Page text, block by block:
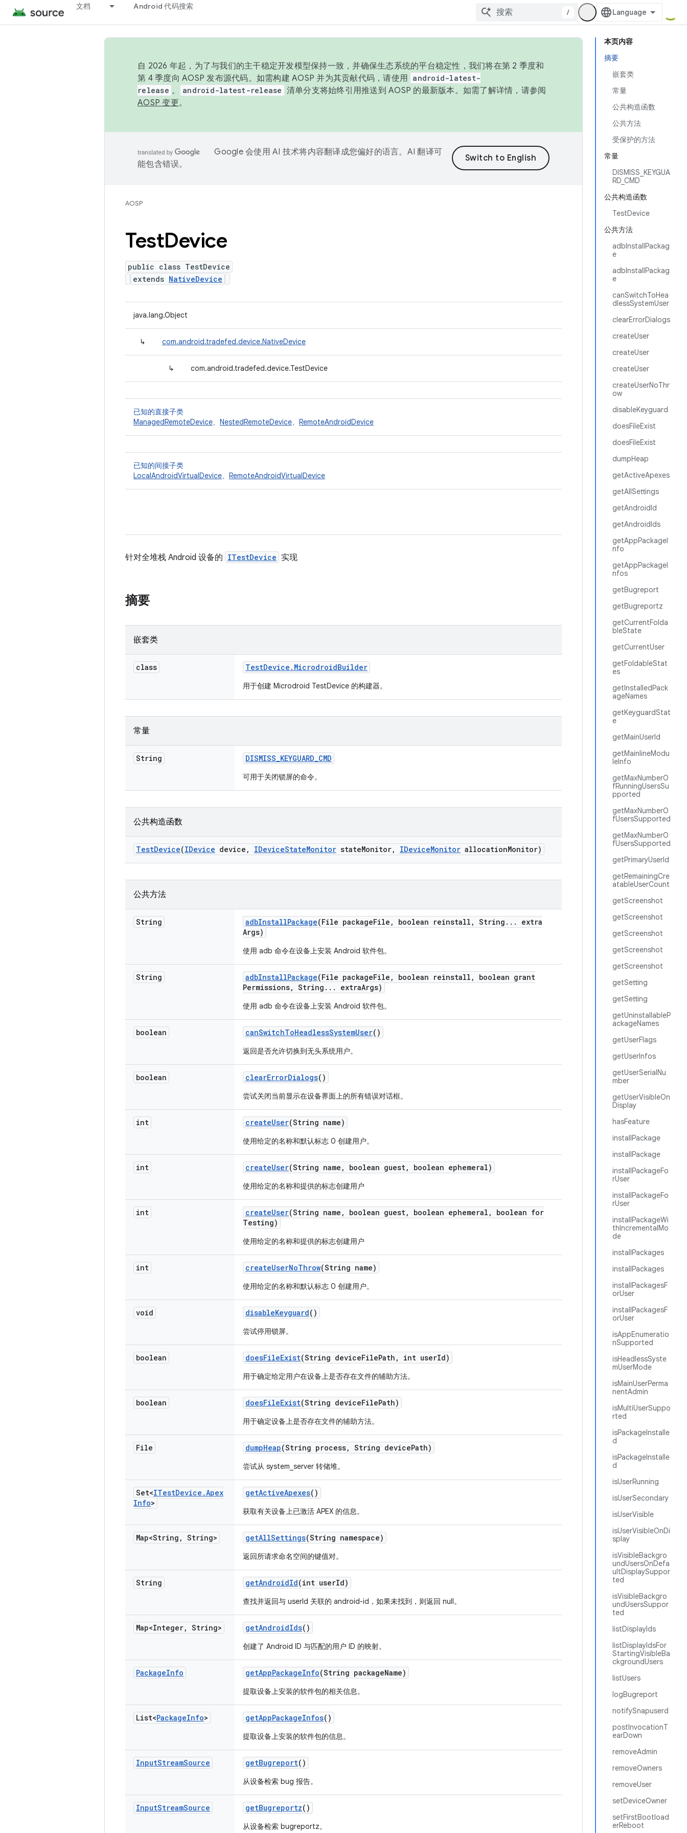
文档 Android 代码搜索
/
本页内容
摘要
嵌套类
常量
公共构造函数
公共方法
受保护的方法
常量
DISMISS_KEYGUA
RD_CMD
公共构造函数
TestDevice
公共方法
adbInstallPackag
e
adbInstallPackag
e
canSwitchToHea
dlessSystemUser
clearErrorDialogs
createUser
createUser
createUser
createUserNoThr
ow
disableKeyguard
doesFileExist
doesFileExist
dumpHeap
getActiveApexes
getAllSettings
getAndroidId
getAndroidIds
getAppPackageI
nfo
getAppPackageI
nfos
getBugreport
getBugreportz
getCurrentFolda
bleState
getCurrentUser
getFoldableStat
es
getInstalledPack
ageNames
getKeyguardStat
e
getMainUserId
getMainlineModu
leInfo
getMaxNumberO
fRunningUsersSu
pported
getMaxNumberO
fUsersSupported
getMaxNumberO
fUsersSupported
getPrimaryUserId
getRemainingCre
atableUserCount
getScreenshot
getScreenshot
getScreenshot
getScreenshot
getScreenshot
getSetting
getSetting
getUninstallableP
ackageNames
getUserFlags
getUserInfos
getUserSerialNu
mber
getUserVisibleOn
Display
hasFeature
installPackage
installPackage
installPackageFo
rUser
installPackageFo
rUser
installPackageWi
thIncrementalMo
de
installPackages
installPackages
installPackagesF
orUser
installPackagesF
orUser
isAppEnumeratio
nSupported
isHeadlessSyste
mUserMode
isMainUserPerma
nentAdmin
isMultiUserSuppo
rted
isPackageInstalle
d
isPackageInstalle
d
isUserRunning
isUserSecondary
isUserVisible
isUserVisibleOnDi
splay
isVisibleBackgro
undUsersOnDefa
ultDisplaySuppor
ted
isVisibleBackgro
undUsersSuppor
ted
listDisplayIds
listDisplayIdsFor
StartingVisibleBa
ckgroundUsers
listUsers
logBugreport
notifySnapuserd
postInvocationT
earDown
removeAdmin
removeOwners
removeUser
setDeviceOwner
setFirstBootload
erReboot
自 2026 年起，为了与我们的主干稳定开发模型保持一致，并确保生态系统的平台稳定性，我们将在第 2 季度和
第 4 季度向 AOSP 发布源代码。如需构建 AOSP 并为其贡献代码，请使用 android-latest-
release 。 android-latest-release 清单分支将始终引用推送到 AOSP 的最新版本。如需了解详情，请参阅
AOSP 变更。
Google 会使用 AI 技术将内容翻译成您偏好的语言。AI 翻译可
能包含错误。
AOSP
TestDevice
public class TestDevice
extends NativeDevice
java.lang.Object
↳ com.android.tradefed.device.NativeDevice
↳ com.android.tradefed.device.TestDevice
已知的直接子类
ManagedRemoteDevice、 NestedRemoteDevice、 RemoteAndroidDevice
已知的间接子类
LocalAndroidVirtualDevice、 RemoteAndroidVirtualDevice
针对全堆栈 Android 设备的 ITestDevice 实现
摘要
嵌套类
class TestDevice . MicrodroidBuilder
用于创建 Microdroid TestDevice 的构建器。
常量
String DISMISS_KEYGUARD_CMD
可用于关闭锁屏的命令。
公共构造函数
TestDevice(IDevice device , IDeviceStateMonitor stateMonitor, IDeviceMonitor allocationMonitor)
公共方法
String adbInstallPackage(File packageFile , boolean reinstall , String . . .
extra
Args)
使用 adb 命令在设备上安装 Android 软件包。
String adbInstallPackage(File packageFile , boolean reinstall ,
boolean grant
Permissions, String . . . extraArgs)
使用 adb 命令在设备上安装 Android 软件包。
boolean canSwitchToHeadlessSystemUser()
返回是否允许切换到无头系统用户。
boolean clearErrorDialogs()
尝试关闭当前显示在设备界面上的所有错误对话框。
int createUser(String name)
使用给定的名称和默认标志 0 创建用户。
int createUser(String name , boolean guest, boolean ephemeral)
使用给定的名称和提供的标志创建用户
int createUser(String name , boolean guest, boolean ephemeral ,
boolean for
Testing)
使用给定的名称和提供的标志创建用户
int createUserNoThrow(String name)
使用给定的名称和默认标志 0 创建用户。
void disableKeyguard()
尝试停用锁屏。
boolean doesFileExist(String deviceFilePath , int userId)
用于确定给定用户在设备上是否存在文件的辅助方法。
boolean doesFileExist(String deviceFilePath)
用于确定设备上是否存在文件的辅助方法。
File dumpHeap(String process, String devicePath)
尝试从 system_server 转储堆。
Set<ITestDevice .Apex
Info>
getActiveApexes()
获取有关设备上已激活 APEX 的信息。
Map<String , String> getAllSettings(String namespace)
返回所请求命名空间的键值对。
String getAndroidId(int userId)
查找并返回与 userId 关联的 android-id，如果未找到，则返回 null。
Map<Integer, String> getAndroidIds()
创建了 Android ID 与匹配的用户 ID 的映射。
PackageInfo getAppPackageInfo(String packageName)
提取设备上安装的软件包的相关信息。
List<PackageInfo> getAppPackageInfos()
提取设备上安装的软件包的信息。
InputStreamSource getBugreport()
从设备检索 bug 报告。
InputStreamSource getBugreportz()
从设备检索 bugreportz。